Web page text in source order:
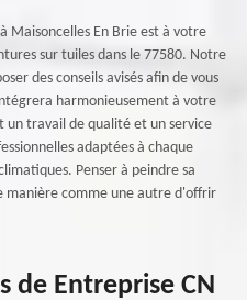
Maisoncelles En Brie est à votre
sur tuiles dans le 77580. Notre
des conseils avisés afin de vous
harmonieusement à votre
travail de qualité et un service
adaptées à chaque
Penser à peindre sa
manière comme une autre d'offrir
de Entreprise CN